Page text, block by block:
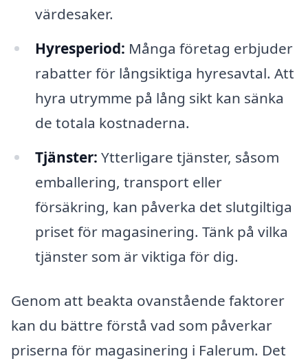
värdesaker.
Hyresperiod: Många företag erbjuder
rabatter för långsiktiga hyresavtal. Att
hyra utrymme på lång sikt kan sänka
de totala kostnaderna.
Tjänster: Ytterligare tjänster, såsom
emballering, transport eller
försäkring, kan påverka det slutgiltiga
priset för magasinering. Tänk på vilka
tjänster som är viktiga för dig.
Genom att beakta ovanstående faktorer
kan du bättre förstå vad som påverkar
priserna för magasinering i Falerum. Det